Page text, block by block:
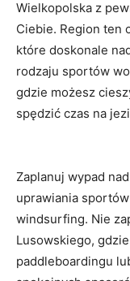
Wielkopolska z
Ciebie. Region ten
które doskonale
rodzaju sportów
gdzie możesz
spędzić czas na
Zaplanuj wypad
uprawiania
windsurfing. Nie
Lusowskiego,
paddleboardingu